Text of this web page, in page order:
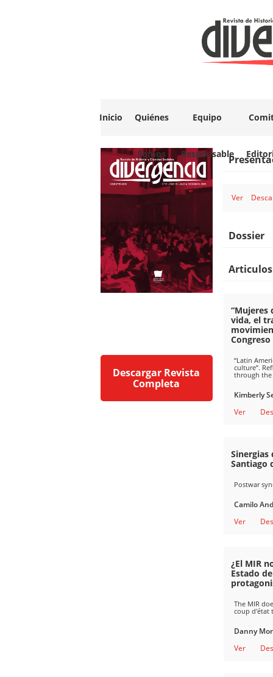
Inicio Quiénes
Somos
Equipo
Responsable
Descargar Revista
Completa
Ver
Dossier
Articulos
“Mujeres
vida, el
“Latin
culture”.
through the
Kimberly
Ver
Sinergias
Santiago
Postwar
Camilo
Ver
¿El MIR
Estado
The MIR
coup d'état
Danny
Ver